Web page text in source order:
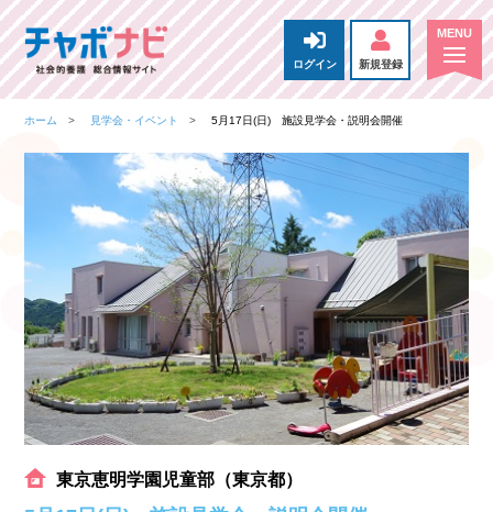
ログイン 新規登録
ホーム 見学会・イベント 5月17日(日) 施設見学会・説明会開催
東京恵明学園児童部（東京都）